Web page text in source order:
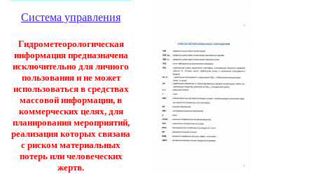
Система управления
Гидрометеорологическая
информация предназначена
исключительно для личного
пользования и не может
использоваться в средствах
массовой информации, в
коммерческих целях, для
планирования мероприятий,
реализация которых связана
с риском материальных
потерь или человеческих
жертв.